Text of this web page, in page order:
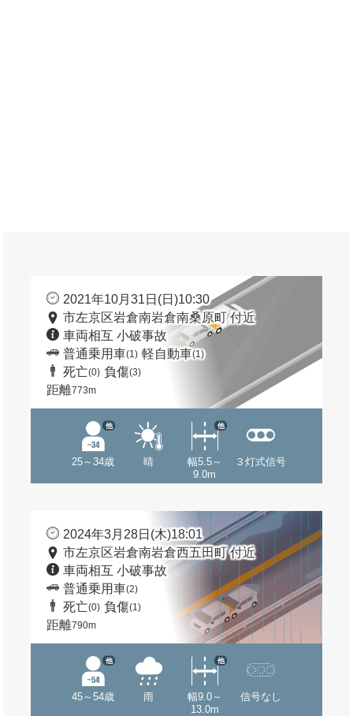
2021年10月31日(日)10:30
市左京区岩倉南岩倉南桑原町 付近
車両相互 小破事故
普通乗用車(1) 軽自動車(1)
死亡(0) 負傷(3)
距離773m
25～34歳
他
晴
幅5.5～
9.0m
他
３灯式信号
2024年3月28日(木)18:01
市左京区岩倉南岩倉西五田町 付近
車両相互 小破事故
普通乗用車(2)
死亡(0) 負傷(1)
距離790m
45～54歳
他
雨
幅9.0～
13.0m
他
信号なし